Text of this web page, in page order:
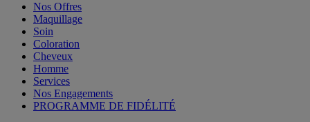
Nos Offres
Maquillage
Soin
Coloration
Cheveux
Homme
Services
Nos Engagements
PROGRAMME DE FIDÉLITÉ